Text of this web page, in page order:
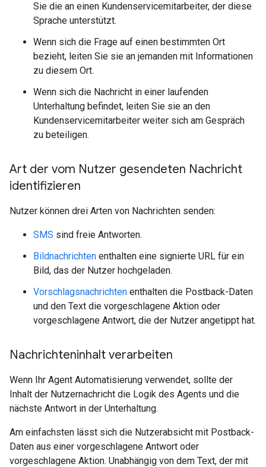
Sie die an einen Kundenservicemitarbeiter, der diese
Sprache unterstützt.
Wenn sich die Frage auf einen bestimmten Ort
bezieht, leiten Sie sie an jemanden mit Informationen
zu diesem Ort.
Wenn sich die Nachricht in einer laufenden
Unterhaltung befindet, leiten Sie sie an den
Kundenservicemitarbeiter weiter sich am Gespräch
zu beteiligen.
Art der vom Nutzer gesendeten Nachricht
identifizieren
Nutzer können drei Arten von Nachrichten senden:
SMS sind freie Antworten.
Bildnachrichten enthalten eine signierte URL für ein
Bild, das der Nutzer hochgeladen.
Vorschlagsnachrichten enthalten die Postback-Daten
und den Text die vorgeschlagene Aktion oder
vorgeschlagene Antwort, die der Nutzer angetippt hat.
Nachrichteninhalt verarbeiten
Wenn Ihr Agent Automatisierung verwendet, sollte der
Inhalt der Nutzernachricht die Logik des Agents und die
nächste Antwort in der Unterhaltung.
Am einfachsten lässt sich die Nutzerabsicht mit Postback-
Daten aus einer vorgeschlagene Antwort oder
vorgeschlagene Aktion. Unabhängig von dem Text, der mit